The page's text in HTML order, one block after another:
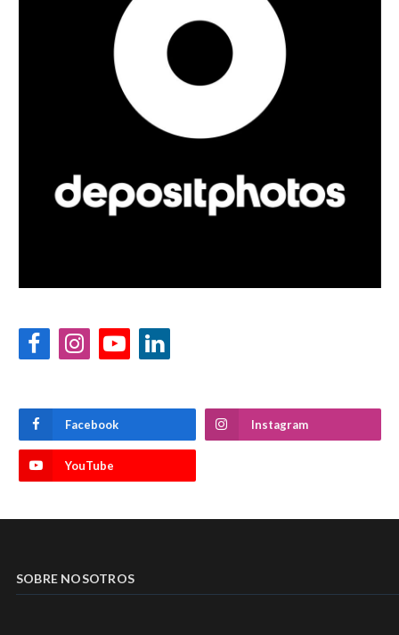
FacebookInstagramYouTubeLinkedIn
Facebook Instagram
YouTube
SOBRE NOSOTROS